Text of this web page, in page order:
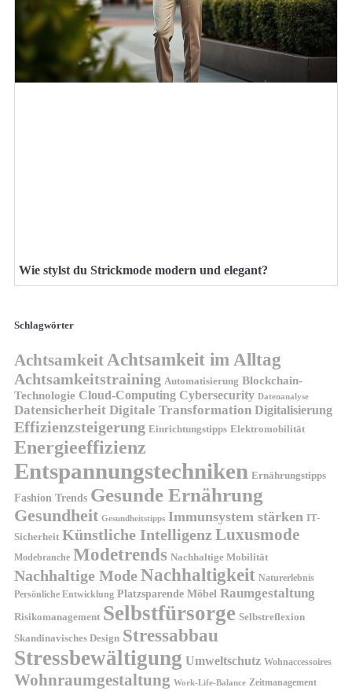
Wie stylst du Strickmode modern und elegant?
Schlagwörter
AchtsamkeitAchtsamkeit im Alltag
Achtsamkeitstraining Automatisierung Blockchain-
Technologie Cloud-Computing Cybersecurity Datenanalyse
Datensicherheit Digitale Transformation Digitalisierung
Effizienzsteigerung Einrichtungstipps Elektromobilität
Energieeffizienz
Entspannungstechniken Ernährungstipps
Fashion Trends Gesunde Ernährung
Gesundheit Gesundheitstipps Immunsystem stärken IT-
Sicherheit Künstliche IntelligenzLuxusmode
Modebranche Modetrends Nachhaltige Mobilität
Nachhaltige ModeNachhaltigkeit Naturerlebnis
Persönliche Entwicklung Platzsparende Möbel Raumgestaltung
Risikomanagement Selbstfürsorge Selbstreflexion
Skandinavisches Design Stressabbau
Stressbewältigung Umweltschutz Wohnaccessoires
Wohnraumgestaltung Work-Life-Balance Zeitmanagement